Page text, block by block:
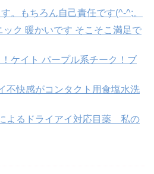
。もちろん自己責任です(^-^;。
ク 暖かいです そこそこ満足で
ケイト パープル系チーク！ブ
不快感がコンタクト用食塩水洗
よるドライアイ対応目薬 私の